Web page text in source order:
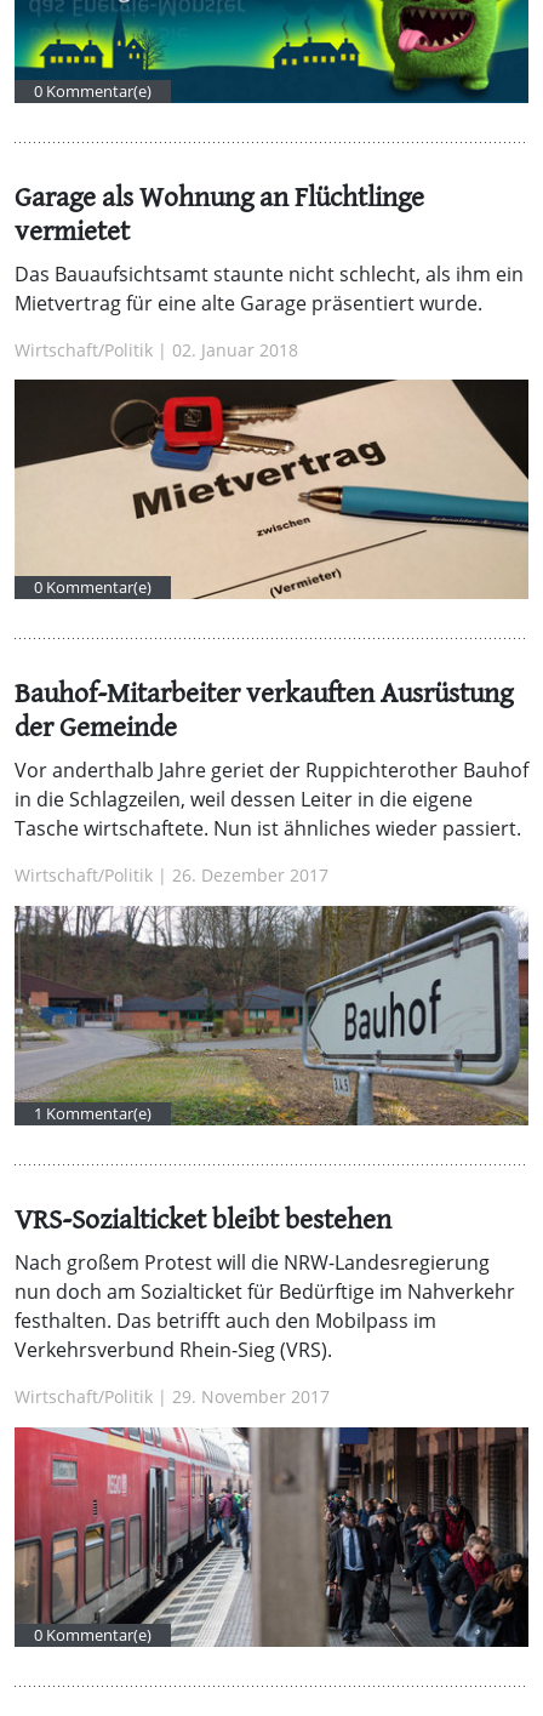
0 Kommentar(e)
Garage als Wohnung an Flüchtlinge
vermietet
Das Bauaufsichtsamt staunte nicht schlecht, als ihm ein
Mietvertrag für eine alte Garage präsentiert wurde.
Wirtschaft/Politik | 02. Januar 2018
0 Kommentar(e)
Bauhof-Mitarbeiter verkauften Ausrüstung
der Gemeinde
Vor anderthalb Jahre geriet der Ruppichterother Bauhof
in die Schlagzeilen, weil dessen Leiter in die eigene
Tasche wirtschaftete. Nun ist ähnliches wieder passiert.
Wirtschaft/Politik | 26. Dezember 2017
1 Kommentar(e)
VRS-Sozialticket bleibt bestehen
Nach großem Protest will die NRW-Landesregierung
nun doch am Sozialticket für Bedürftige im Nahverkehr
festhalten. Das betrifft auch den Mobilpass im
Verkehrsverbund Rhein-Sieg (VRS).
Wirtschaft/Politik | 29. November 2017
0 Kommentar(e)